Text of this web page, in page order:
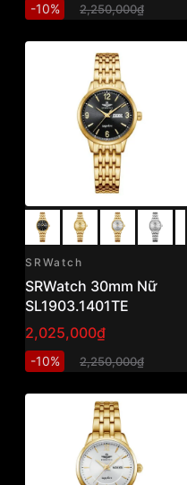
-10% 2,250,000₫
SRWatch
SRWatch 30mm Nữ
SL1903.1401TE
2,025,000₫
-10% 2,250,000₫